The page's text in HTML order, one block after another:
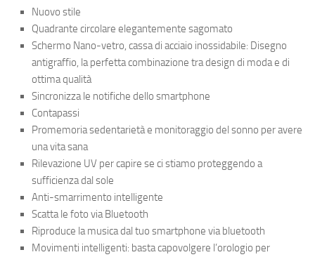
Nuovo stile
Quadrante circolare elegantemente sagomato
Schermo Nano-vetro, cassa di acciaio inossidabile: Disegno
antigraffio, la perfetta combinazione tra design di moda e di
ottima qualità
Sincronizza le notifiche dello smartphone
Contapassi
Promemoria sedentarietà e monitoraggio del sonno per avere
una vita sana
Rilevazione UV per capire se ci stiamo proteggendo a
sufficienza dal sole
Anti-smarrimento intelligente
Scatta le foto via Bluetooth
Riproduce la musica dal tuo smartphone via bluetooth
Movimenti intelligenti: basta capovolgere l’orologio per